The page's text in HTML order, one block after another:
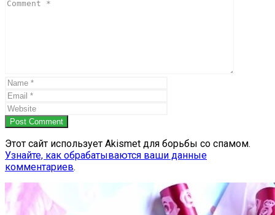
Post Comment
Этот сайт использует Akismet для борьбы со спамом.
Узнайте, как обрабатываются ваши данные
комментариев.